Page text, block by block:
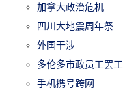
加拿大政治危机
四川大地震周年祭
外国干涉
多伦多市政员工罢工
手机携号跨网